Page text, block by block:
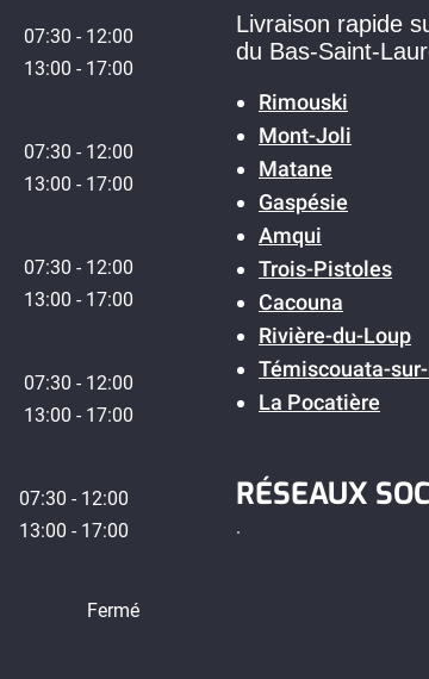
07:30 - 12:00
13:00 - 17:00
07:30 - 12:00
13:00 - 17:00
07:30 - 12:00
13:00 - 17:00
07:30 - 12:00
13:00 - 17:00
07:30 - 12:00
13:00 - 17:00
Fermé
Livraison rapide
du Bas-Saint-
Rimouski
Mont-Joli
Matane
Gaspésie
Amqui
Trois-Pistoles
Cacouna
Rivière-du-Loup
Témiscouata-
La Pocatière
RÉSEAUX